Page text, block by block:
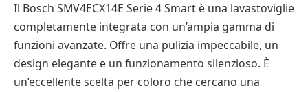
Il Bosch SMV4ECX14E Serie 4 Smart è una lavastoviglie
completamente integrata con un’ampia gamma di
funzioni avanzate. Offre una pulizia impeccabile, un
design elegante e un funzionamento silenzioso. È
un’eccellente scelta per coloro che cercano una